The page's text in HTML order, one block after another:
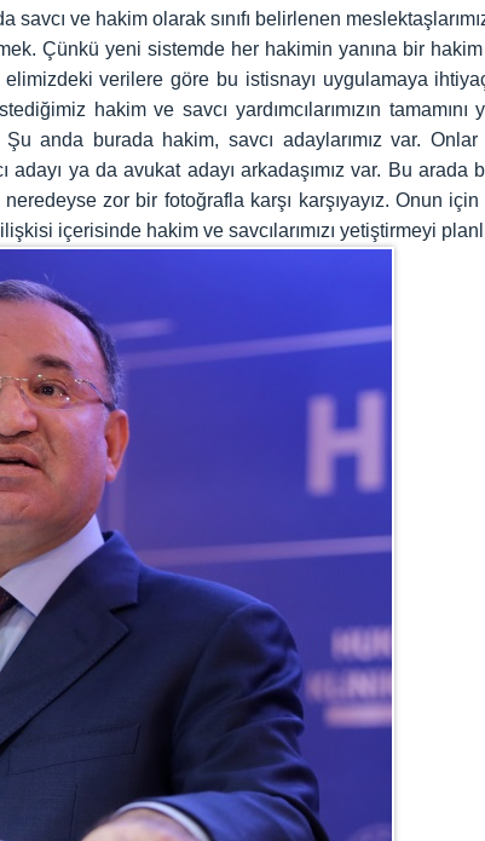
ve hakim olarak sınıfı belirlenen
Çünkü yeni sistemde her hakimin yanına bir hakim
elimizdeki verilere göre bu istisnayı uygulamaya
hakim ve savcı yardımcılarımızın tamamını
anda burada hakim, savcı adaylarımız var.
ya da avukat adayı arkadaşımız var. Bu arada
zor bir fotoğrafla karşı karşıyayız. Onun
içerisinde hakim ve savcılarımızı yetiştirmeyi